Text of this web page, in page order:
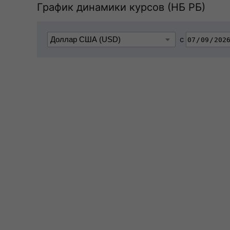
График динамики курсов (НБ РБ)
с